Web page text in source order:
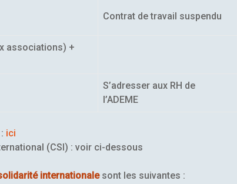
Contrat de travail suspendu
associations) +
S’adresser aux RH de
l’ADEME
ici
(CSI) : voir ci-dessous
internationalesont les suivantes :